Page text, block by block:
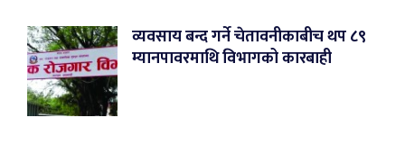
व्यवसाय बन्द गर्ने चेतावनीकाबीच थप ८९
म्यानपावरमाथि विभागको कारबाही